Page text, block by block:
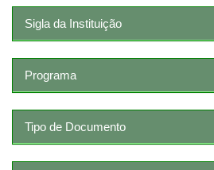
Sigla da Instituição
Programa
Tipo de Documento